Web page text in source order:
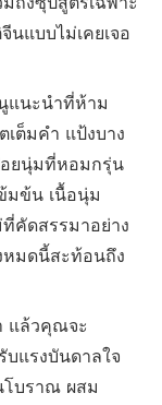
แบบไม่เคยเจอ
แนะนำที่ห้าม
ต็มคำ แป้งบาง
ยนุ่มที่หอมกรุ่น
มข้น เนื้อนุ่ม
คัดสรรมาอย่าง
หมดนี้สะท้อนถึง
แล้วคุณจะ
บแรงบันดาลใจ
โบราณ ผสม